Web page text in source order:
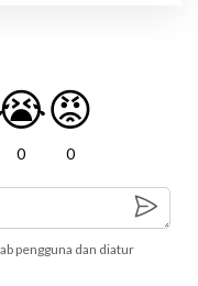
0
😡
0
pengguna dan diatur